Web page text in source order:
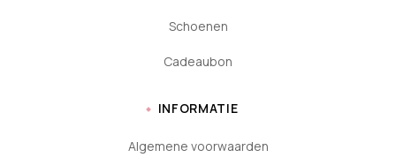
Schoenen
Cadeaubon
INFORMATIE
Algemene voorwaarden